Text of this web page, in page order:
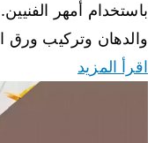
باستخدام أمهر
والدهان وتركيب ورق
اقرأ المزيد